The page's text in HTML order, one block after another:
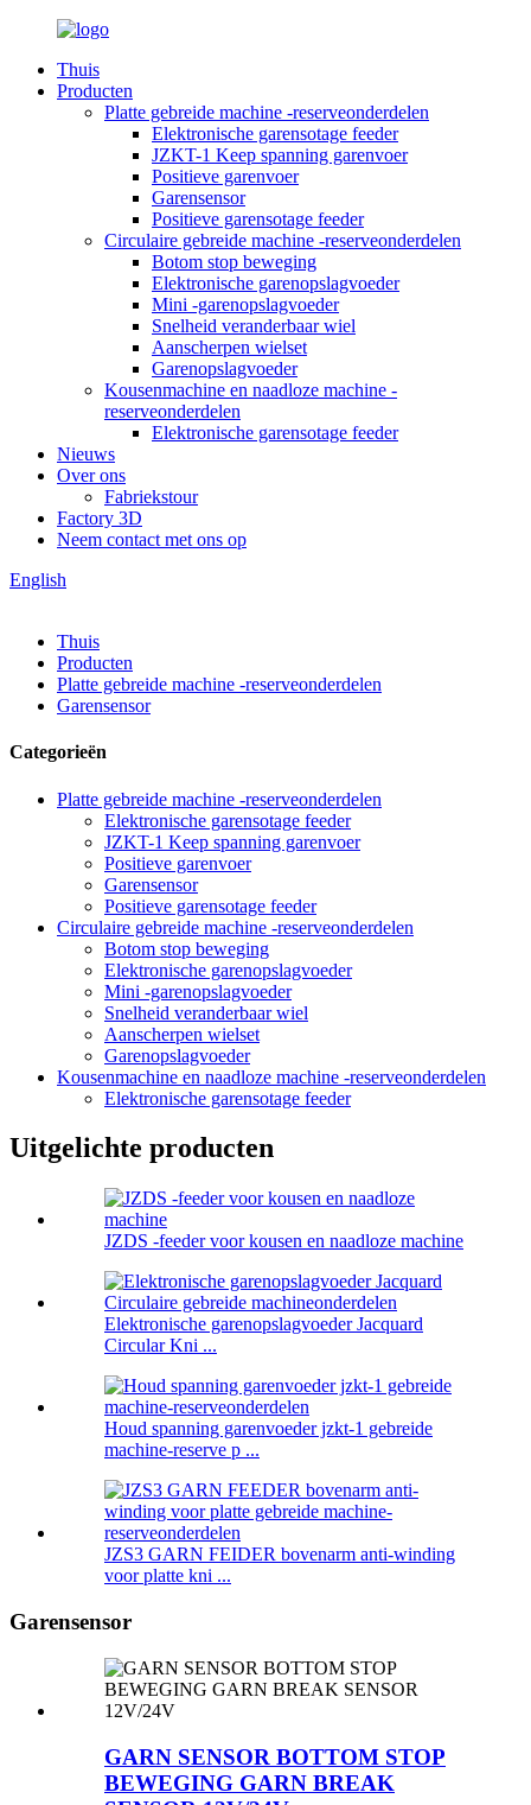
Thuis
Producten
Platte gebreide machine -reserveonderdelen
Elektronische garensotage feeder
JZKT-1 Keep spanning garenvoer
Positieve garenvoer
Garensensor
Positieve garensotage feeder
Circulaire gebreide machine -reserveonderdelen
Botom stop beweging
Elektronische garenopslagvoeder
Mini -garenopslagvoeder
Snelheid veranderbaar wiel
Aanscherpen wielset
Garenopslagvoeder
Kousenmachine en naadloze machine -
reserveonderdelen
Elektronische garensotage feeder
Nieuws
Over ons
Fabriekstour
Factory 3D
Neem contact met ons op
English
Thuis
Producten
Platte gebreide machine -reserveonderdelen
Garensensor
Categorieën
Platte gebreide machine -reserveonderdelen
Elektronische garensotage feeder
JZKT-1 Keep spanning garenvoer
Positieve garenvoer
Garensensor
Positieve garensotage feeder
Circulaire gebreide machine -reserveonderdelen
Botom stop beweging
Elektronische garenopslagvoeder
Mini -garenopslagvoeder
Snelheid veranderbaar wiel
Aanscherpen wielset
Garenopslagvoeder
Kousenmachine en naadloze machine -reserveonderdelen
Elektronische garensotage feeder
Uitgelichte producten
JZDS -feeder voor kousen en naadloze machine
Elektronische garenopslagvoeder Jacquard
Circular Kni ...
Houd spanning garenvoeder jzkt-1 gebreide
machine-reserve p ...
JZS3 GARN FEIDER bovenarm anti-winding
voor platte kni ...
Garensensor
GARN SENSOR BOTTOM STOP
BEWEGING GARN BREAK